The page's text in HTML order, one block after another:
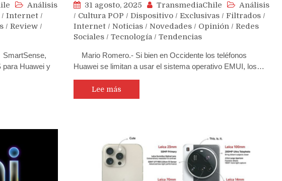
Análisis
/ Internet /
/ Review /
para Huawei y
31 agosto, 2025 TransmediaChile
Análisis
/ Cultura POP / Dispositivo / Exclusivas / Filtrados /
Internet / Noticias / Novedades / Opinión / Redes
Sociales / Tecnología / Tendencias
Mario Romero.- Si bien en Occidente los teléfonos
Huawei se limitan a usar el sistema operativo EMUI, los…
Lee más